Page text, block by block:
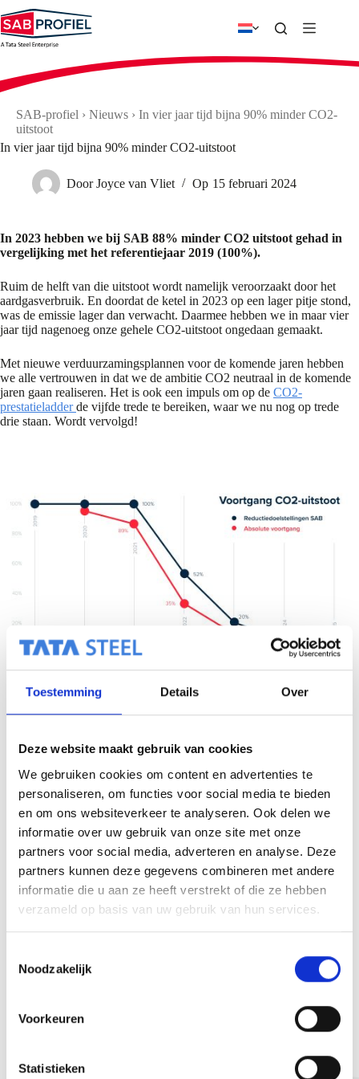
Toestemming Details Over
Deze website maakt gebruik van cookies
We gebruiken cookies om content en advertenties te
personaliseren, om functies voor social media te bieden
en om ons websiteverkeer te analyseren. Ook delen we
informatie over uw gebruik van onze site met onze
partners voor social media, adverteren en analyse. Deze
partners kunnen deze gegevens combineren met andere
informatie die u aan ze heeft verstrekt of die ze hebben
verzameld op basis van uw gebruik van hun services.
Noodzakelijk
Voorkeuren
Statistieken
naar
de
inhoud
SAB-profiel › Nieuws › In vier jaar tijd bijna 90% minder CO2-
uitstoot
In vier jaar tijd bijna 90% minder CO2-uitstoot
Door Joyce van Vliet Op 15 februari 2024
In 2023 hebben we bij SAB 88% minder CO2 uitstoot gehad in
vergelijking met het referentiejaar 2019 (100%).
Ruim de helft van die uitstoot wordt namelijk veroorzaakt door het
aardgasverbruik. En doordat de ketel in 2023 op een lager pitje stond,
was de emissie lager dan verwacht. Daarmee hebben we in maar vier
jaar tijd nagenoeg onze gehele CO2-uitstoot ongedaan gemaakt.
Met nieuwe verduurzamingsplannen voor de komende jaren hebben
we alle vertrouwen in dat we de ambitie CO2 neutraal in de komende
jaren gaan realiseren. Het is ook een impuls om op de CO2-
prestatieladderde vijfde trede te bereiken, waar we nu nog op trede
drie staan. Wordt vervolgd!